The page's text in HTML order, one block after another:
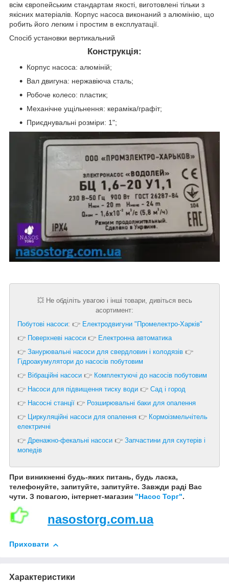
всім європейським стандартам якості, виготовлені тільки з
якісних матеріалів. Корпус насоса виконаний з алюмінію, що
робить його легким і простим в експлуатації.
Спосіб установки вертикальний
Конструкція:
Корпус насоса: алюміній;
Вал двигуна: нержавіюча сталь;
Робоче колесо: пластик;
Механічне ущільнення: кераміка/графіт;
Приєднувальні розміри: 1";
💥 Не обділіть увагою і інші товари, дивіться весь
асортимент:
Побутові насоси: 👉 Електродвигуни "Промелектро-Харків"
👉 Поверхневі насоси 👉 Електронна автоматика
👉 Занурювальні насоси для свердловин і колодязів 👉
Гідроакумулятори до насосів побутовим
👉 Вібраційні насоси 👉 Комплектуючі до насосів побутовим
👉 Насоси для підвищення тиску води 👉 Сад і город
👉 Насосні станції 👉 Розширювальні баки для опалення
👉 Циркуляційні насоси для опалення 👉 Кормоізмельчітель
електричні
👉 Дренажно-фекальні насоси 👉 Запчастини для скутерів і
мопедів
При виникненні будь-яких питань, будь ласка,
телефонуйте, запитуйте, запитуйте. Завжди раді Вас
чути. З повагою, інтернет-магазин "Насос Торг".
nasostorg.com.ua
Приховати
Характеристики